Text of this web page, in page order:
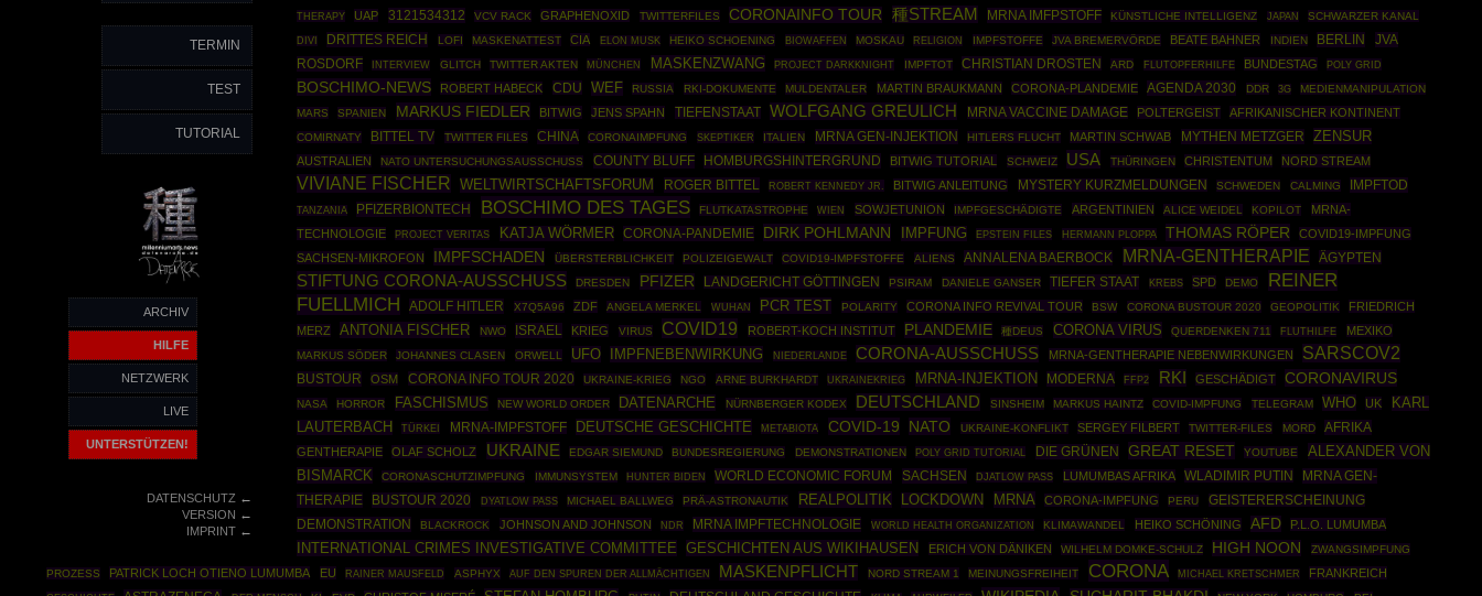
TERMIN
TEST
TUTORIAL
ARCHIV
HILFE
NETZWERK
LIVE
UNTERSTÜTZEN!
DATENSCHUTZ←
VERSION ←
IMPRINT←
THERAPY
UAP 3121534312 VCV RACK GRAPHENOXID TWITTERFILES CORONAINFO TOUR 種STREAM MRNA IMFPSTOFF KÜNSTLICHE INTELLIGENZ JAPAN SCHWARZER KANAL
DIVI DRITTES REICH LOFI MASKENATTEST CIA ELON MUSK HEIKO SCHOENING BIOWAFFEN MOSKAU RELIGION IMPFSTOFFE JVA BREMERVÖRDE BEATE BAHNER INDIEN BERLIN
JVA
ROSDORF
INTERVIEW GLITCH TWITTER AKTEN MÜNCHEN MASKENZWANG PROJECT DARKKNIGHT IMPFTOT CHRISTIAN DROSTEN ARD FLUTOPFERHILFE BUNDESTAG POLY GRID
BOSCHIMO-NEWS ROBERT HABECK CDU WEF RUSSIA RKI-DOKUMENTE MULDENTALER MARTIN BRAUKMANN CORONA-PLANDEMIE AGENDA 2030 DDR 3G
MEDIENMANIPULATION
MARS
SPANIEN MARKUS FIEDLER BITWIG JENS SPAHN TIEFENSTAAT WOLFGANG GREULICH MRNA VACCINE DAMAGE POLTERGEIST AFRIKANISCHER KONTINENT
COMIRNATY BITTEL TV TWITTER FILES CHINA CORONAIMPFUNG SKEPTIKER ITALIEN MRNA GEN-INJEKTION HITLERS FLUCHT MARTIN SCHWAB MYTHEN METZGER ZENSUR
AUSTRALIEN NATO UNTERSUCHUNGSAUSSCHUSS COUNTY BLUFF HOMBURGSHINTERGRUND BITWIG TUTORIAL SCHWEIZ USA THÜRINGEN CHRISTENTUM NORD STREAM
VIVIANE FISCHER WELTWIRTSCHAFTSFORUM ROGER BITTEL ROBERT KENNEDY JR. BITWIG ANLEITUNG MYSTERY KURZMELDUNGEN SCHWEDEN CALMING IMPFTOD
TANZANIA PFIZERBIONTECH BOSCHIMO DES TAGES FLUTKATASTROPHE WIEN SOWJETUNION IMPFGESCHÄDIGTE ARGENTINIEN ALICE WEIDEL KOPILOT
MRNA-
TECHNOLOGIE
PROJECT VERITAS KATJA WÖRMER CORONA-PANDEMIE DIRK POHLMANN IMPFUNG EPSTEIN FILES HERMANN PLOPPA THOMAS RÖPER
COVID19-IMPFUNG
SACHSEN-MIKROFON
IMPFSCHADEN ÜBERSTERBLICHKEIT POLIZEIGEWALT COVID19-IMPFSTOFFE ALIENS ANNALENA BAERBOCK MRNA-GENTHERAPIE ÄGYPTEN
STIFTUNG CORONA-AUSSCHUSS DRESDEN PFIZER LANDGERICHT GÖTTINGEN PSIRAM DANIELE GANSER TIEFER STAAT KREBS SPD DEMO
REINER
FUELLMICH
ADOLF HITLER X7Q5A96 ZDF ANGELA MERKEL WUHAN PCR TEST POLARITY CORONA INFO REVIVAL TOUR BSW CORONA BUSTOUR 2020 GEOPOLITIK
FRIEDRICH
MERZ
ANTONIA FISCHER NWO ISRAEL KRIEG VIRUS COVID19 ROBERT-KOCH INSTITUT PLANDEMIE 種DEUS CORONA VIRUS QUERDENKEN 711 FLUTHILFE MEXIKO
MARKUS SÖDER JOHANNES CLASEN ORWELL UFO IMPFNEBENWIRKUNG NIEDERLANDE CORONA-AUSSCHUSS MRNA-GENTHERAPIE NEBENWIRKUNGEN SARSCOV2
BUSTOUR OSM CORONA INFO TOUR 2020 UKRAINE-KRIEG NGO ARNE BURKHARDT UKRAINEKRIEG MRNA-INJEKTION MODERNA FFP2 RKI GESCHÄDIGT CORONAVIRUS
NASA HORROR FASCHISMUS NEW WORLD ORDER DATENARCHE NÜRNBERGER KODEX DEUTSCHLAND SINSHEIM MARKUS HAINTZ COVID-IMPFUNG TELEGRAM WHO UK
KARL
LAUTERBACH
TÜRKEI MRNA-IMPFSTOFF DEUTSCHE GESCHICHTE METABIOTA COVID-19 NATO UKRAINE-KONFLIKT SERGEY FILBERT TWITTER-FILES MORD AFRIKA
GENTHERAPIE OLAF SCHOLZ UKRAINE EDGAR SIEMUND BUNDESREGIERUNG DEMONSTRATIONEN POLY GRID TUTORIAL DIE GRÜNEN GREAT RESET YOUTUBE
ALEXANDER VON
BISMARCK
CORONASCHUTZIMPFUNG IMMUNSYSTEM HUNTER BIDEN WORLD ECONOMIC FORUM SACHSEN DJATLOW PASS LUMUMBAS AFRIKA WLADIMIR PUTIN
MRNA GEN-
THERAPIE
BUSTOUR 2020 DYATLOW PASS MICHAEL BALLWEG PRÄ-ASTRONAUTIK REALPOLITIK LOCKDOWN MRNA CORONA-IMPFUNG PERU GEISTERERSCHEINUNG
DEMONSTRATION BLACKROCK JOHNSON AND JOHNSON NDR MRNA IMPFTECHNOLOGIE WORLD HEALTH ORGANIZATION KLIMAWANDEL HEIKO SCHÖNING AFD P.L.O. LUMUMBA
INTERNATIONAL CRIMES INVESTIGATIVE COMMITTEE GESCHICHTEN AUS WIKIHAUSEN ERICH VON DÄNIKEN WILHELM DOMKE-SCHULZ HIGH NOON
ZWANGSIMPFUNG
PROZESS
PATRICK LOCH OTIENO LUMUMBA EU RAINER MAUSFELD ASPHYX AUF DEN SPUREN DER ALLMÄCHTIGEN MASKENPFLICHT NORD STREAM 1 MEINUNGSFREIHEIT CORONA MICHAEL KRETSCHMER FRANKREICH